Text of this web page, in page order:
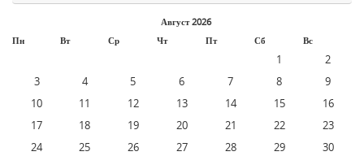
Август 2026
Пн
Вт Ср Чт Пт Сб Вс
1
2
3
4 5 6 7 8
9
10
11 12 13 14 15
16
17
18 19 20 21 22
23
24
25 26 27 28 29
30